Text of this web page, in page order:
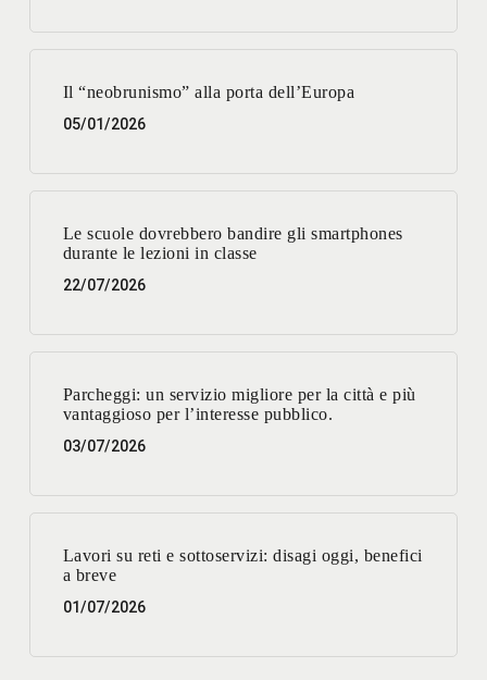
Il “neobrunismo” alla porta dell’Europa
05/01/2026
Le scuole dovrebbero bandire gli smartphones
durante le lezioni in classe
22/07/2026
Parcheggi: un servizio migliore per la città e più
vantaggioso per l’interesse pubblico.
03/07/2026
Lavori su reti e sottoservizi: disagi oggi, benefici
a breve
01/07/2026